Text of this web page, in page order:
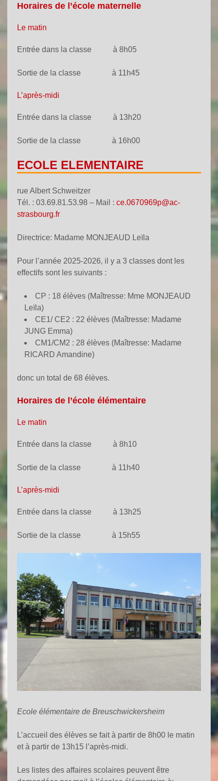
Horaires de l’école maternelle
Le matin
Entrée dans la classe à 8h05
Sortie de la classe à 11h45
L’après-midi
Entrée dans la classe à 13h20
Sortie de la classe à 16h00
ECOLE ELEMENTAIRE
rue Albert Schweitzer
Tél. : 03.69.81.53.98 – Mail : ce.0670969p@ac-
strasbourg.fr
Directrice: Madame MONJEAUD Leïla
Pour l’année 2025-2026, il y a 3 classes dont les
effectifs sont les suivants :
CP : 18 élèves (Maîtresse: Mme MONJEAUD
Leïla)
CE1/ CE2 : 22 élèves (Maîtresse: Madame
JUNG Emma)
CM1/CM2 : 28 élèves (Maîtresse: Madame
RICARD Amandine)
donc un total de 68 élèves.
Horaires de l’école élémentaire
Le matin
Entrée dans la classe à 8h10
Sortie de la classe à 11h40
L’après-midi
Entrée dans la classe à 13h25
Sortie de la classe à 15h55
Ecole élémentaire de Breuschwickersheim
L’accueil des élèves se fait à partir de 8h00 le matin
et à partir de 13h15 l’après-midi.
Les listes des affaires scolaires peuvent être